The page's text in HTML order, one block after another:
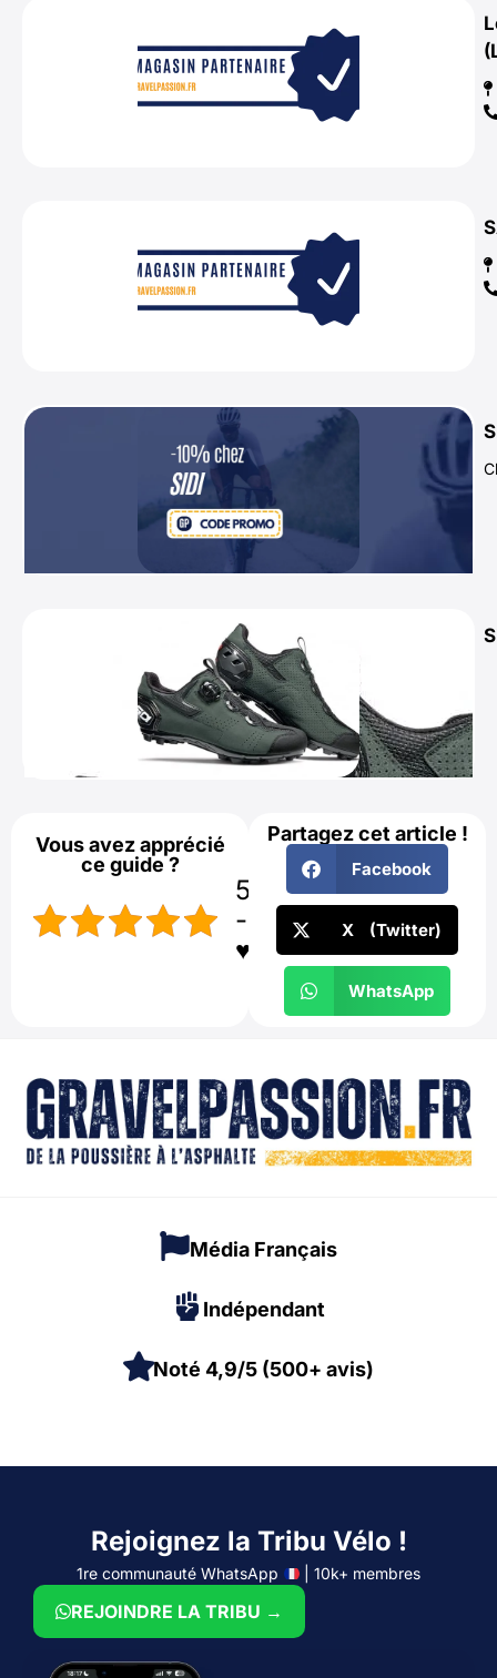
Vous avez apprécié
ce guide ?
5/5
- 1
♥️
Partagez cet article !
Facebook
X (Twitter)
WhatsApp
Média Français
Indépendant
Noté 4,9/5 (500+ avis)
Rejoignez la Tribu Vélo !
1re communauté WhatsApp | 10k+ membres
REJOINDRE LA TRIBU →